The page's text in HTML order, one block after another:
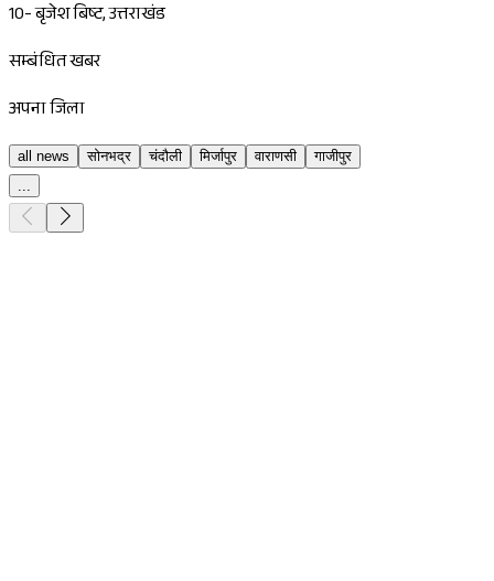
10- बृजेश बिष्ट, उत्तराखंड
सम्बंधित खबर
अपना जिला
all news सोनभद्र चंदौली मिर्जापुर वाराणसी
गाजीपुर
...